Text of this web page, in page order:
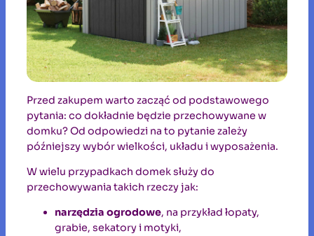
Przed zakupem warto zacząć od podstawowego
pytania: co dokładnie będzie przechowywane w
domku? Od odpowiedzi na to pytanie zależy
późniejszy wybór wielkości, układu i wyposażenia.
W wielu przypadkach domek służy do
przechowywania takich rzeczy jak:
narzędzia ogrodowe, na przykład łopaty,
grabie, sekatory i motyki,